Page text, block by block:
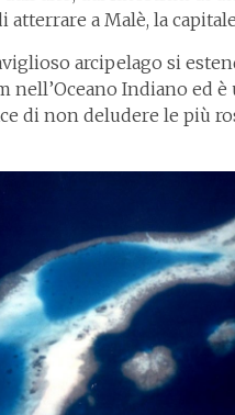
a Malè, la
arcipelago si
nell’Oceano Indiano ed è
di non deludere le più